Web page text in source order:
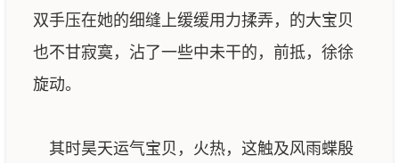
双手压在她的细缝上缓缓用力揉弄，的大宝贝
也不甘寂寞，沾了一些中未干的，前抵，徐徐
旋动。
其时昊天运气宝贝，火热，这触及风雨蝶殷